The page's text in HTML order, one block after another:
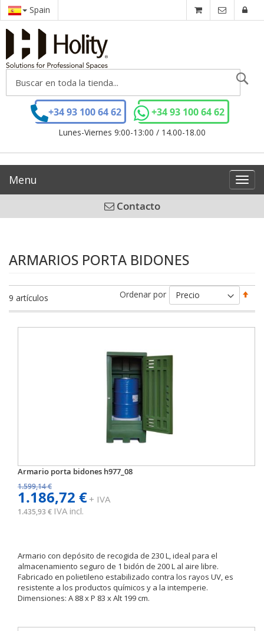
Spain
+34 93 100 64 62 +34 93 100 64 62
Lunes-Viernes 9:00-13:00 / 14.00-18.00
Menu
Contacto
ARMARIOS PORTA BIDONES
9 artículos Ordenar por
Armario porta bidones h977_08
1.599,14 €
1.186,72 €+ IVA
1.435,93 € IVA incl.
Armario con depósito de recogida de 230 L, ideal para el
almacenamiento seguro de 1 bidón de 200 L al aire libre.
Fabricado en polietileno estabilizado contra los rayos UV, es
resistente a los productos químicos y a la intemperie.
Dimensiones: A 88 x P 83 x Alt 199 cm.